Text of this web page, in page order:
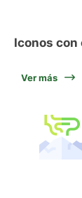
Iconos
Ver más